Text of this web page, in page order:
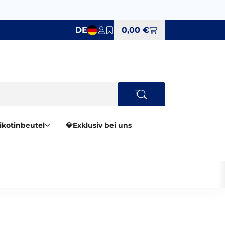
DE 0,00 €
💎Exklusiv bei uns